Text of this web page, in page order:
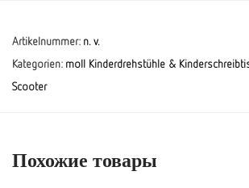
Artikelnummer: n. v.
Kategorien: moll Kinderdrehstühle &
Scooter
Похожие товары